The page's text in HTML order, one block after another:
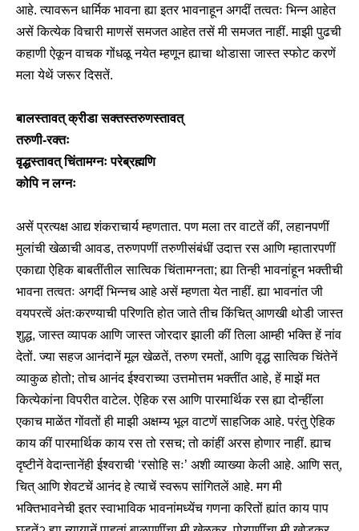
आहे. त्यावरून धार्मिक भावना ह्या इतर भावनाहून अगदीं तत्वतः भिन्न आहेत
असें कित्येक विचारी माणसें समजत आहेत तसें मी समजत नाहीं. माझी पुढची
कहाणी ऐकून वाचक गोंधळू नयेत म्हणून ह्याचा थोडासा जास्त स्फोट करणें
मला येथें जरूर दिसतें.
बालस्तावत् क्रीडा सक्तस्तरुणस्तावत्
तरुणी-रक्तः
वृद्धस्तावत् चिंतामग्नः परेब्रह्मणि
कोपि न लग्नः
असें प्रत्यक्ष आद्य शंकराचार्य म्हणतात. पण मला तर वाटतें कीं, लहानपणीं
मुलांची खेळाची आवड, तरुणपणीं तरुणीसंबंधीं उदात्त रस आणि म्हातारपणीं
एकाद्या ऐहिक बाबतींतील सात्विक चिंतामग्नता; ह्या तिन्ही भावनांहून भक्तीची
भावना तत्वतः अगदीं भिन्नच आहे असें म्हणता येत नाहीं. ह्या भावनांत जी
वयपरत्वें अंतःकरण्याची परिणति होत जाते तीच किंचित् आणखी थोडी जास्त
शुद्ध, जास्त व्यापक आणि जास्त जोरदार झाली कीं तिला आम्ही भक्ति हें नांव
देतों. ज्या सहज आनंदानें मूल खेळतें, तरुण रमतों, आणि वृद्ध सात्विक चिंतेनें
व्याकुळ होतो; तोच आनंद ईश्वराच्या उत्तमोत्तम भक्तींत आहे, हें माझें मत
कित्येकांना विपरीत वाटेल. ऐहिक रस आणि पारमार्थिक रस ह्या दोन्हींला
एकाच माळेंत गोंवतों ही माझी अक्षम्य भूल वाटणें साहजिक आहे. परंतु ऐहिक
काय कीं पारमार्थिक काय रस तो रसच; तो कांहीं अरस होणार नाहीं. ह्याच
दृष्टीनें वेदान्तानेंही ईश्वराची ‘रसोहि सः’ अशी व्याख्या केली आहे. आणि सत्,
चित् आणि शेवटचें आनंद हे त्याचें स्वरूप सांगितलें आहे. मग मी
भक्तिभावनेची इतर स्वाभाविक भावनांमध्येंच गणना करितों ह्यांत काय पाप